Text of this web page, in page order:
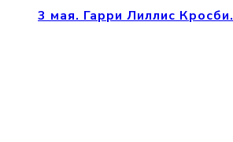
3 мая. Гарри Лиллис Кросби.